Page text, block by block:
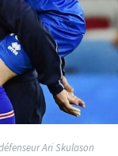
Ari Skulason